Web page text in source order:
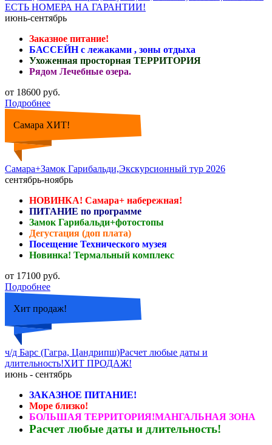
ЕСТЬ НОМЕРА НА ГАРАНТИИ!
июнь-сентябрь
Заказное питание!
БАССЕЙН с лежаками , зоны отдыха
Ухоженная просторная ТЕРРИТОРИЯ
Рядом Лечебные озера.
от 18600 руб.
Подробнее
Самара ХИТ!
Самара+Замок Гарибальди,Экскурсионный тур 2026
сентябрь-ноябрь
НОВИНКА! Самара+ набережная!
ПИТАНИЕ по программе
Замок Гарибальди+фотостопы
Дегустация (доп плата)
Посещение Технического музея
Новинка! Термальный комплекс
от 17100 руб.
Подробнее
Хит продаж!
ч/д Барс (Гагра, Цандрипш)Расчет любые даты и
длительность!ХИТ ПРОДАЖ!
июнь - сентябрь
ЗАКАЗНОЕ ПИТАНИЕ!
Море близко!
БОЛЬШАЯ ТЕРРИТОРИЯ!МАНГАЛЬНАЯ ЗОНА
Расчет любые даты и длительность!